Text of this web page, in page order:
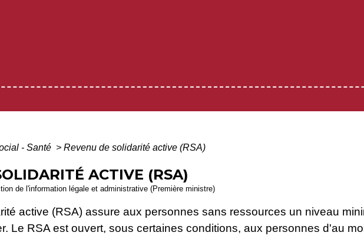
- Santé > Revenu de solidarité active (RSA)
ACTIVE (RSA)
de l'information légale et administrative (Première ministre)
active (RSA) assure aux personnes sans ressources un niveau
Le RSA est ouvert, sous certaines conditions, aux personnes d'au